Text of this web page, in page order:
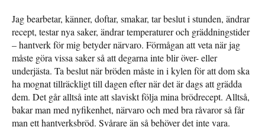
Jag bearbetar, känner, doftar, smakar, tar beslut i stunden, ändrar
recept, testar nya saker, ändrar temperaturer och gräddningstider
– hantverk för mig betyder närvaro. Förmågan att veta när jag
måste göra vissa saker så att degarna inte blir över- eller
underjästa. Ta beslut när bröden måste in i kylen för att dom ska
ha mognat tillräckligt till dagen efter när det är dags att grädda
dem. Det går alltså inte att slaviskt följa mina brödrecept. Alltså,
bakar man med nyfikenhet, närvaro och med bra råvaror så får
man ett hantverksbröd. Svårare än så behöver det inte vara.